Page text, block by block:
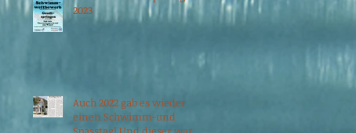
2023
Auch 2022 gab es wieder
einen Schwimm-und